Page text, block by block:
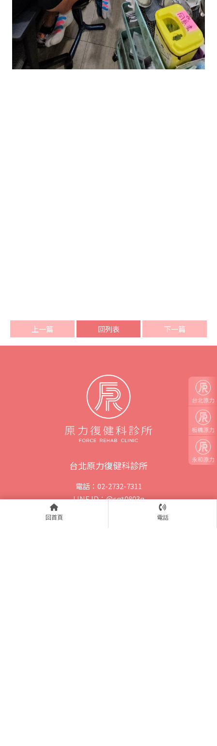
上一篇 回列表 下一篇
回首頁 電話
台北原力復健科診所
電話：02-2732-7311
LINE ID：@cqt0803q
E - mail：hello@forcerehab.com